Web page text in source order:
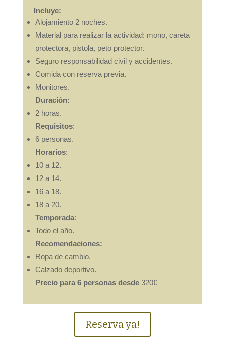
Incluye:
Alojamiento 2 noches.
Material para realizar la actividad: mono, careta
protectora, pistola, peto protector.
Seguro responsabilidad civil y accidentes.
Comida con reserva previa.
Monitores.
Duración:
2 horas.
Requisitos:
6 personas.
Horarios:
10 a 12.
12 a 14.
16 a 18.
18 a 20.
Temporada:
Todo el año.
Recomendaciones:
Ropa de cambio.
Calzado deportivo.
Precio para 6 personas desde 320€
Reserva ya!